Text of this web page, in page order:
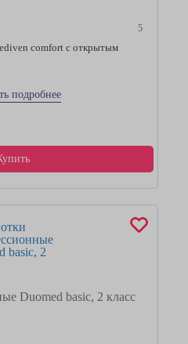
5
comfort с открытым
подробнее
Duomed basic, 2 класс